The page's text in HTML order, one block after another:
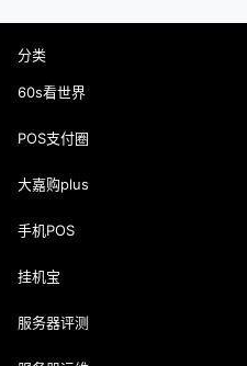
分类
60s看世界
POS支付圈
大嘉购plus
手机POS
挂机宝
服务器评测